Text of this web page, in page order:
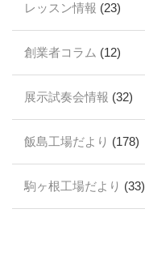
レッスン情報 (23)
創業者コラム (12)
展示試奏会情報 (32)
飯島工場だより (178)
駒ヶ根工場だより (33)